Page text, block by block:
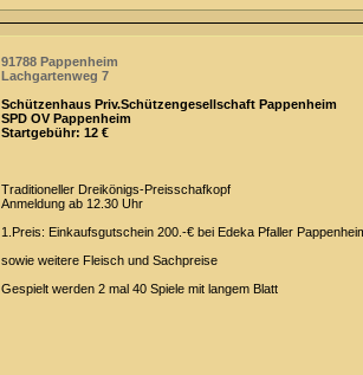
91788 Pappenheim
Lachgartenweg 7
Schützenhaus Priv.Schützengesellschaft Pappenheim
SPD OV Pappenheim
Startgebühr: 12 €
Traditioneller Dreikönigs-Preisschafkopf
Anmeldung ab 12.30 Uhr
1.Preis: Einkaufsgutschein 200.-€ bei Edeka Pfaller
sowie weitere Fleisch und Sachpreise
Gespielt werden 2 mal 40 Spiele mit langem Blatt